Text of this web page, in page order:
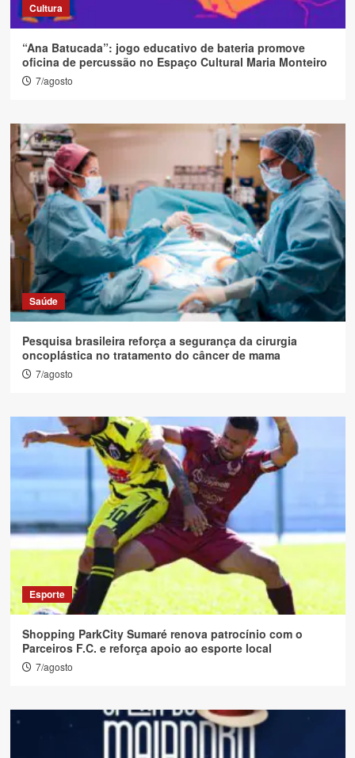
Cultura
“Ana Batucada”: jogo educativo de bateria promove
oficina de percussão no Espaço Cultural Maria Monteiro
7/agosto
Saúde
Pesquisa brasileira reforça a segurança da cirurgia
oncoplástica no tratamento do câncer de mama
7/agosto
Esporte
Shopping ParkCity Sumaré renova patrocínio com o
Parceiros F.C. e reforça apoio ao esporte local
7/agosto